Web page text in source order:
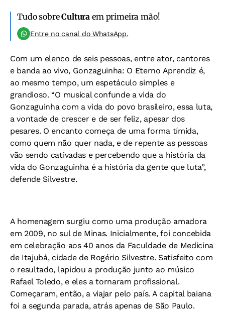
Tudo sobreCultura em primeira mão!
Entre no canal do WhatsApp.
Com um elenco de seis pessoas, entre ator, cantores
e banda ao vivo, Gonzaguinha: O Eterno Aprendiz é,
ao mesmo tempo, um espetáculo simples e
grandioso. “O musical confunde a vida do
Gonzaguinha com a vida do povo brasileiro, essa luta,
a vontade de crescer e de ser feliz, apesar dos
pesares. O encanto começa de uma forma tímida,
como quem não quer nada, e de repente as pessoas
vão sendo cativadas e percebendo que a história da
vida do Gonzaguinha é a história da gente que luta”,
defende Silvestre.
A homenagem surgiu como uma produção amadora
em 2009, no sul de Minas. Inicialmente, foi concebida
em celebração aos 40 anos da Faculdade de Medicina
de Itajubá, cidade de Rogério Silvestre. Satisfeito com
o resultado, lapidou a produção junto ao músico
Rafael Toledo, e eles a tornaram profissional.
Começaram, então, a viajar pelo país. A capital baiana
foi a segunda parada, atrás apenas de São Paulo.